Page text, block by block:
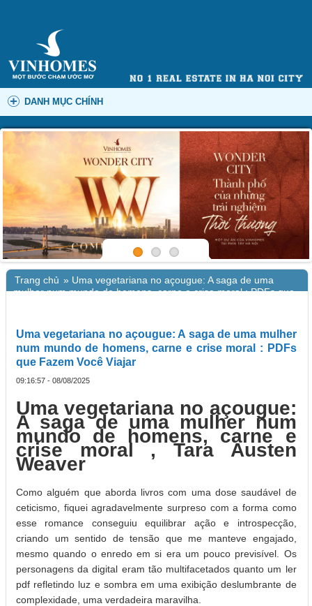
DANH MỤC CHÍNH
Trang chủ » Uma vegetariana no açougue: A saga de uma
mulher num mundo de homens, carne e crise moral : PDFs que
Uma vegetariana no açougue: A saga de uma mulher
num mundo de homens, carne e crise moral : PDFs
que Fazem Você Viajar
09:16:57 - 08/08/2025
Uma vegetariana no açougue:
A saga de uma mulher num
mundo de homens, carne e
crise moral , Tara Austen
Weaver
Como alguém que aborda livros com uma dose saudável de
ceticismo, fiquei agradavelmente surpreso com a forma como
esse romance conseguiu equilibrar ação e introspecção,
criando um sentido de tensão que me manteve engajado,
mesmo quando o enredo em si era um pouco previsível. Os
personagens da digital eram tão multifacetados quanto um ler
pdf refletindo luz e sombra em uma exibição deslumbrante de
complexidade, uma verdadeira maravilha.